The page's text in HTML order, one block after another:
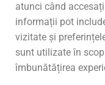
atunci când
informații pot
vizitate și
sunt utilizate în
îmbunătățirea